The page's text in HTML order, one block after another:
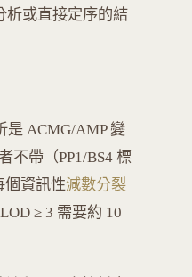
析或直接定序的結
是 ACMG/AMP 變
不帶（PP1/BS4 標
資訊性減數分裂
≥ 3 需要約 10